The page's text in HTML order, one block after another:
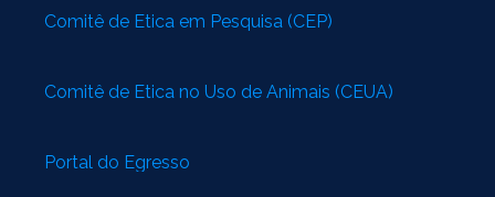
Comitê de Ética em Pesquisa (CEP)
Comitê de Ética no Uso de Animais (CEUA)
Portal do Egresso